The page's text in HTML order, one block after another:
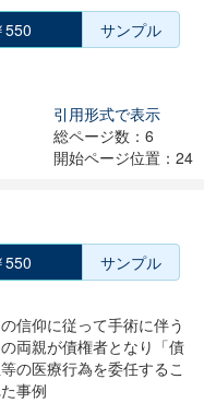
550 サンプル
引用形式で表示
総ページ数：6
開始ページ位置：24
550 サンプル
信仰に従って手術に伴う
両親が債権者となり「債
の医療行為を委任するこ
事例